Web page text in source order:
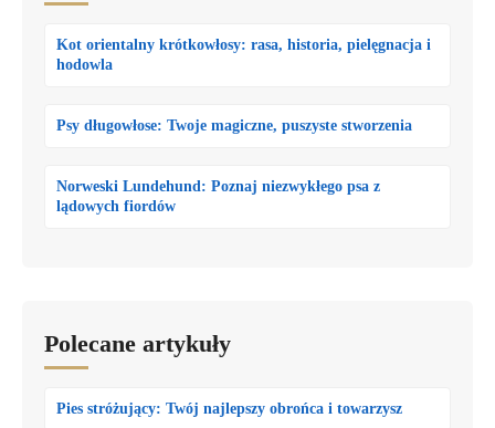
Kot orientalny krótkowłosy: rasa, historia, pielęgnacja i
hodowla
Psy długowłose: Twoje magiczne, puszyste stworzenia
Norweski Lundehund: Poznaj niezwykłego psa z
lądowych fiordów
Polecane artykuły
Pies stróżujący: Twój najlepszy obrońca i towarzysz